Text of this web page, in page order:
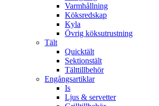
Varmhållning
Köksredskap
Kyla
Övrig köksutrustning
Tält
Quicktält
Sektionstält
Tälttillbehör
Engångsartiklar
Is
Ljus & servetter